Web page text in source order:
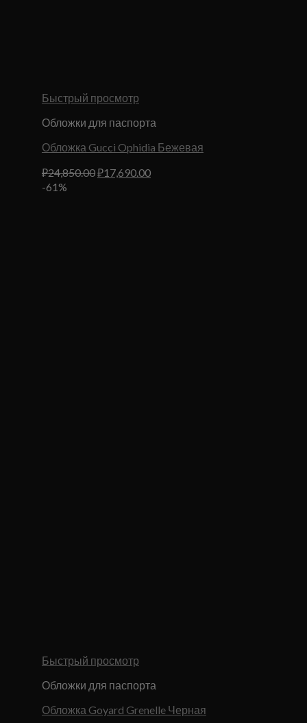
Быстрый просмотр
Обложки для паспорта
Обложка Gucci Ophidia Бежевая
₽24,850.00Первоначальная
₽17,690.00Текущая
-61%
Быстрый просмотр
Обложки для паспорта
Обложка Goyard Grenelle Черная